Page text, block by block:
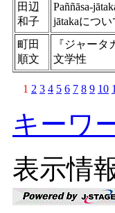
田辺
和子
Paññāsa-
jātakaについ
町田
順文
『ジャー
文学性
1 2 3 4 5 6 7 8 9 10
キーワ
表示情